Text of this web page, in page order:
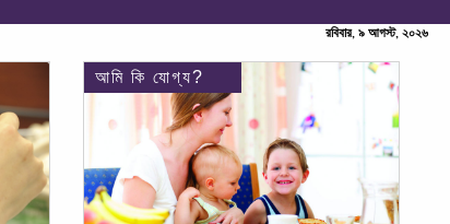
রবিবার, ৯ আগস্ট, ২০২৬
আমি কি যোগ্য?